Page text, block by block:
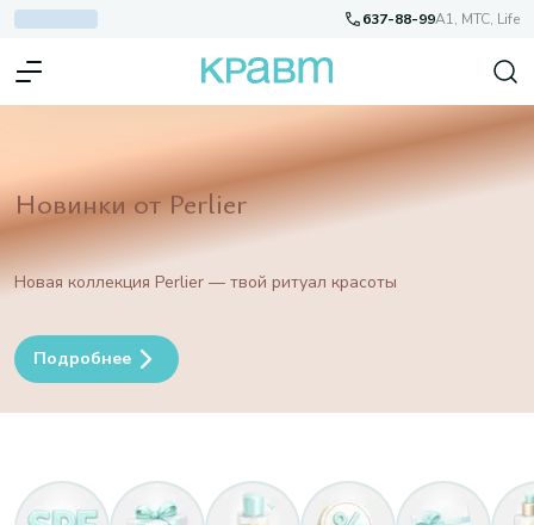
637-88-99A1, МТС, Life
Новинки от Perlier
Новая коллекция Perlier — твой ритуал красоты
Подробнее